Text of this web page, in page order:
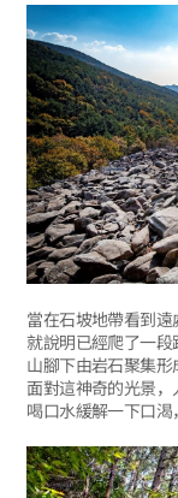
當在石坡地帶看到遠
就說明已經爬了一段
山腳下由岩石聚集形
面對這神奇的光景，
喝口水緩解一下口渴